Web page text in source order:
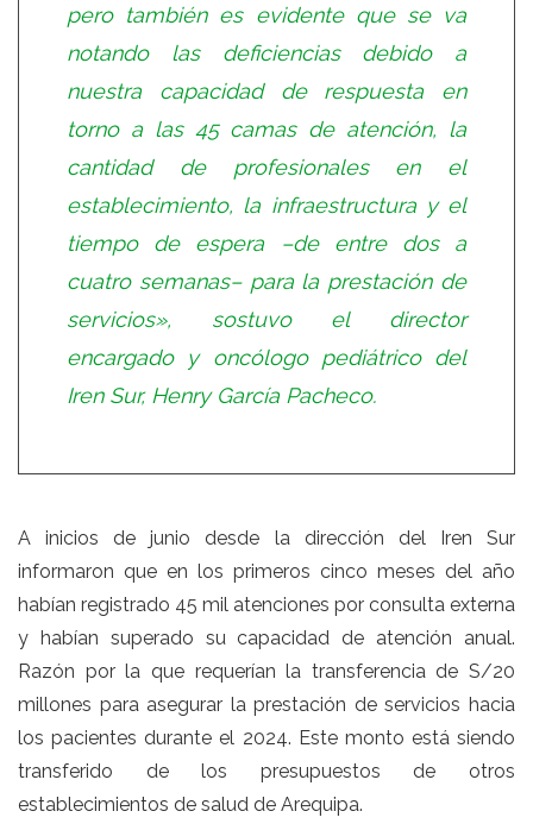
pero también es evidente que se va
notando las deficiencias debido a
nuestra capacidad de respuesta en
torno a las 45 camas de atención, la
cantidad de profesionales en el
establecimiento, la infraestructura y el
tiempo de espera –de entre dos a
cuatro semanas– para la prestación de
servicios», sostuvo el director
encargado y oncólogo pediátrico del
Iren Sur, Henry García Pacheco.
A inicios de junio desde la dirección del Iren Sur
informaron que en los primeros cinco meses del año
habían registrado 45 mil atenciones por consulta externa
y habían superado su capacidad de atención anual.
Razón por la que requerían la transferencia de S/20
millones para asegurar la prestación de servicios hacia
los pacientes durante el 2024. Este monto está siendo
transferido de los presupuestos de otros
establecimientos de salud de Arequipa.